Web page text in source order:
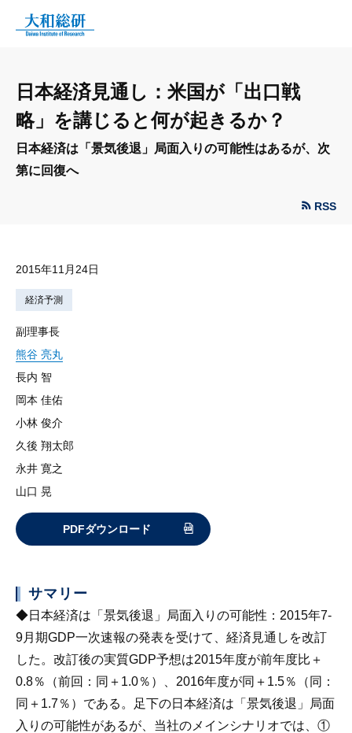
日本経済見通し：米国が「出口戦
略」を講じると何が起きるか？
日本経済は「景気後退」局面入りの可能性はあるが、次
第に回復へ
RSS
2015年11月24日
経済予測
副理事長
熊谷 亮丸
長内 智
岡本 佳佑
小林 俊介
久後 翔太郎
永井 寛之
山口 晃
PDFダウンロード
サマリー
◆日本経済は「景気後退」局面入りの可能性 ：2015年7-
9月期GDP一次速報の発表を受けて、経済見通しを改訂
した。改訂後の実質GDP予想は2015年度が前年度比＋
0.8％（前回：同＋1.0％）、2016年度が同＋1.5％（同：
同＋1.7％）である。足下の日本経済は「景気後退」局面
入りの可能性があるが、当社のメインシナリオでは、①